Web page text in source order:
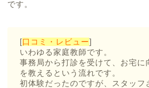
です。
[口コミ・レビュー]
いわゆる家庭教師です。
事務局から打診を受けて、お宅に
を教えるという流れです。
初体験だったのですが、スタッフ